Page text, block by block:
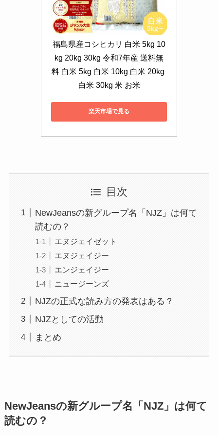
福島県産コシヒカリ 白米 5kg 10
kg 20kg 30kg 令和7年産 送料無
料 白米 5kg 白米 10kg 白米 20kg
白米 30kg 米 お米
楽天市場で見る
目次
NewJeansの新グループ名「NJZ」は何て
読むの？
エヌジェイゼット
エヌジェイジー
エンジェイジー
ニュージーンズ
NJZの正式な読み方の発表はある？
NJZとしての活動
まとめ
NewJeansの新グループ名「NJZ」は何て
読むの？